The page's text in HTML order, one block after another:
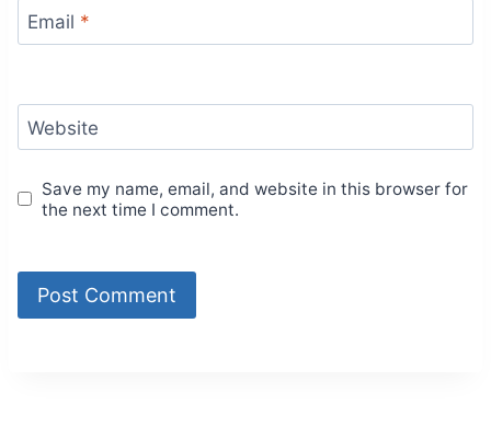
Email *
Website
Save my name, email, and website in this browser for
the next time I comment.